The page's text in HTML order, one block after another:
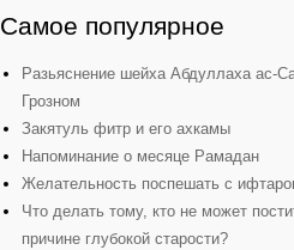
Самое популярное
Разьяснение шейха Абдуллаха ас-
Грозном
Закятуль фитр и его ахкамы
Напоминание о месяце Рамадан
Желательность поспешать с
Что делать тому, кто не может
причине глубокой старости?